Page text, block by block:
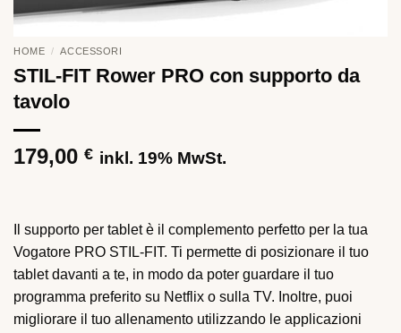
HOME / ACCESSORI
STIL-FIT Rower PRO con supporto da
tavolo
179,00 € inkl. 19% MwSt.
Il supporto per tablet è il complemento perfetto per la tua
Vogatore PRO STIL-FIT. Ti permette di posizionare il tuo
tablet davanti a te, in modo da poter guardare il tuo
programma preferito su Netflix o sulla TV. Inoltre, puoi
migliorare il tuo allenamento utilizzando le applicazioni